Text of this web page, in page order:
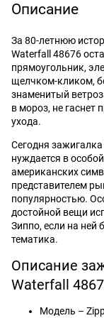
Описание
За 80-летнюю
Waterfall 48676
прямоугольник,
щелчком-кликом,
знаменитый
в мороз, не гаснет
ухода.
Сегодня
нуждается в
американских
представителем
популярностью.
достойной вещи
Зиппо, если на ней
тематика.
Описание
Waterfall
Модель –